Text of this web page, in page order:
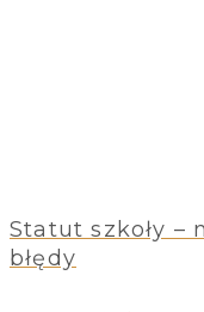
Statut szkoły –
błędy